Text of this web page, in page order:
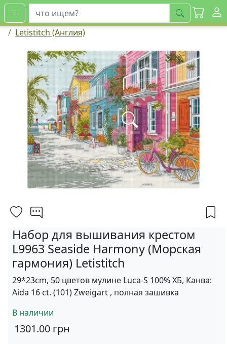
искать
Letistitch (Англия)
Набор для вышивания крестом
L9963 Seaside Harmony (Морская
гармония) Letistitch
29*23cm, 50 цветов мулине Luca-S 100% ХБ, Канва:
Aida 16 ct. (101) Zweigart , полная зашивка
В наличии
1301.00 грн